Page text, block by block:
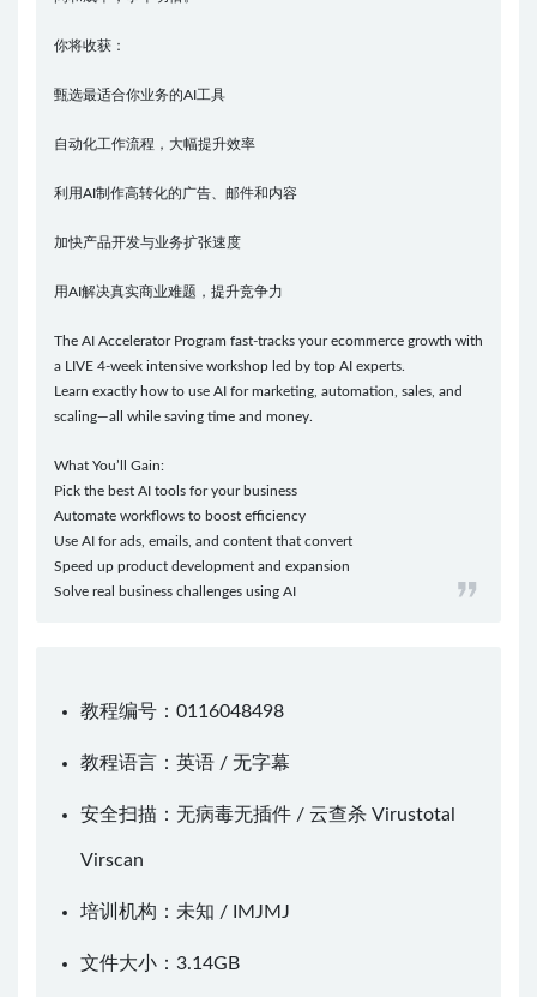
你将收获：
甄选最适合你业务的AI工具
自动化工作流程，大幅提升效率
利用AI制作高转化的广告、邮件和内容
加快产品开发与业务扩张速度
用AI解决真实商业难题，提升竞争力
The AI Accelerator Program fast-tracks your ecommerce growth with
a LIVE 4-week intensive workshop led by top AI experts.
Learn exactly how to use AI for marketing, automation, sales, and
scaling—all while saving time and money.
What You’ll Gain:
Pick the best AI tools for your business
Automate workflows to boost efficiency
Use AI for ads, emails, and content that convert
Speed up product development and expansion
Solve real business challenges using AI
教程编号：0116048498
教程语言：英语 / 无字幕
安全扫描：无病毒无插件 / 云查杀 Virustotal
Virscan
培训机构：未知 / IMJMJ
文件大小：3.14GB